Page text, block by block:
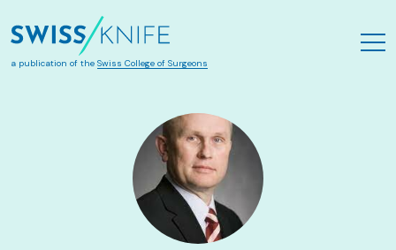
Zum Hauptinhalt springen
a publication of the Swiss College of Surgeons